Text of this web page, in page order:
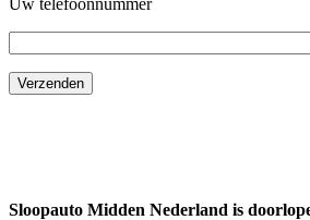
Sloopauto Midden Nederland is